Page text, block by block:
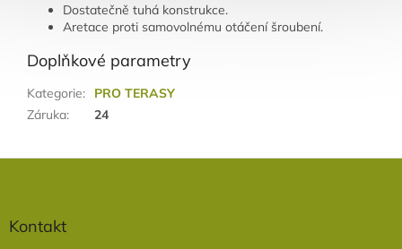
Dostatečně tuhá konstrukce.
Aretace proti samovolnému otáčení šroubení.
Doplňkové parametry
Kategorie:
PRO TERASY
Záruka: 24
Z
Kontakt